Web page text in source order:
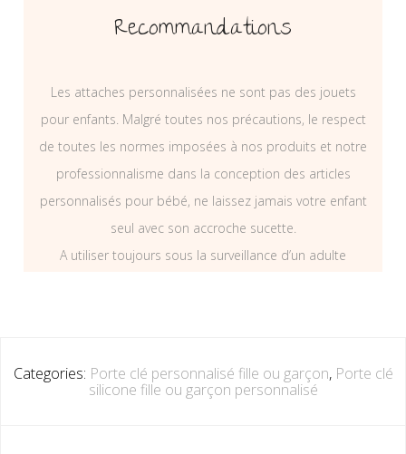
Recommandations
Les attaches personnalisées ne sont pas des jouets
pour enfants. Malgré toutes nos précautions, le respect
de toutes les normes imposées à nos produits et notre
professionnalisme dans la conception des articles
personnalisés pour bébé, ne laissez jamais votre enfant
seul avec son accroche sucette.
A utiliser toujours sous la surveillance d’un adulte
Categories: Porte clé personnalisé fille ou garçon, Porte clé
silicone fille ou garçon personnalisé